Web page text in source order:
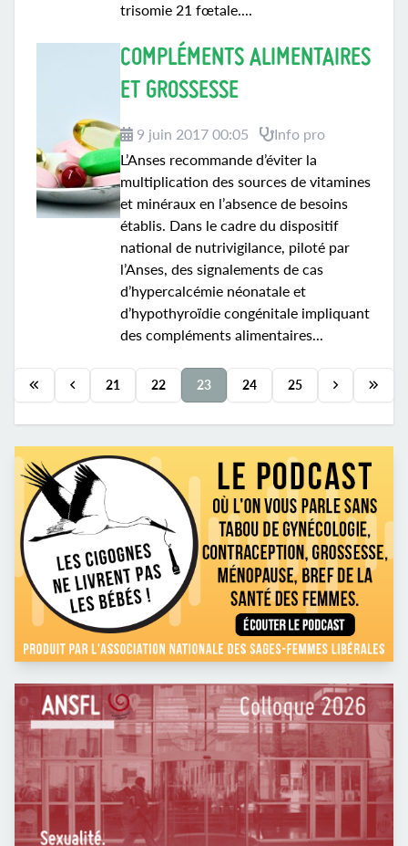
trisomie 21 fœtale....
COMPLÉMENTS ALIMENTAIRES
ET GROSSESSE
9 juin 2017 00:05
Info pro
L’Anses recommande d’éviter la
multiplication des sources de vitamines
et minéraux en l’absence de besoins
établis. Dans le cadre du dispositif
national de nutrivigilance, piloté par
l’Anses, des signalements de cas
d’hypercalcémie néonatale et
d’hypothyroïdie congénitale impliquant
des compléments alimentaires...
21 22 23 24 25